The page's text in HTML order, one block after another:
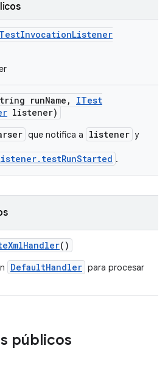
InvocationListener
runName ,
ITest
listener)
que notifica a listener y
.
XmlHandler()
DefaultHandler para procesar
públicos